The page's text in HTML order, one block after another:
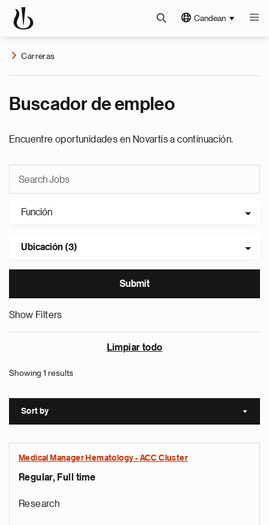
Candean
Carreras
Buscador de empleo
Encuentre oportunidades en Novartis a continuación.
Función
Ubicación (3)
Show Filters
Limpiar todo
Showing 1 results
Sort by Sort
Medical Manager Hematology - ACC Cluster
Regular, Full time
Research